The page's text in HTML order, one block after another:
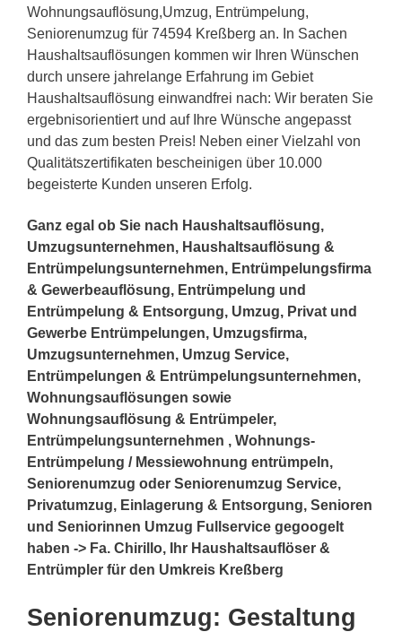
Wohnungsauflösung,Umzug, Entrümpelung,
Seniorenumzug für 74594 Kreßberg an. In Sachen
Haushaltsauflösungen kommen wir Ihren Wünschen
durch unsere jahrelange Erfahrung im Gebiet
Haushaltsauflösung einwandfrei nach: Wir beraten Sie
ergebnisorientiert und auf Ihre Wünsche angepasst
und das zum besten Preis! Neben einer Vielzahl von
Qualitätszertifikaten bescheinigen über 10.000
begeisterte Kunden unseren Erfolg.
Ganz egal ob Sie nach Haushaltsauflösung,
Umzugsunternehmen, Haushaltsauflösung &
Entrümpelungsunternehmen, Entrümpelungsfirma
& Gewerbeauflösung, Entrümpelung und
Entrümpelung & Entsorgung, Umzug, Privat und
Gewerbe Entrümpelungen, Umzugsfirma,
Umzugsunternehmen, Umzug Service,
Entrümpelungen & Entrümpelungsunternehmen,
Wohnungsauflösungen sowie
Wohnungsauflösung & Entrümpeler,
Entrümpelungsunternehmen , Wohnungs-
Entrümpelung / Messiewohnung entrümpeln,
Seniorenumzug oder Seniorenumzug Service,
Privatumzug, Einlagerung & Entsorgung, Senioren
und Seniorinnen Umzug Fullservice gegoogelt
haben -> Fa. Chirillo, Ihr Haushaltsauflöser &
Entrümpler für den Umkreis Kreßberg
Seniorenumzug: Gestaltung